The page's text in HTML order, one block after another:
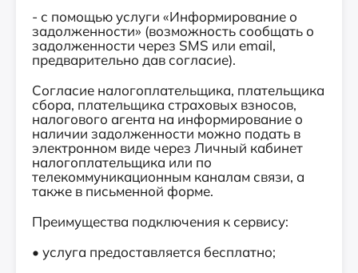
- с помощью услуги «Информирование о
задолженности» (возможность сообщать о
задолженности через SMS или email,
предварительно дав согласие).
Согласие налогоплательщика, плательщика
сбора, плательщика страховых взносов,
налогового агента на информирование о
наличии задолженности можно подать в
электронном виде через Личный кабинет
налогоплательщика или по
телекоммуникационным каналам связи, а
также в письменной форме.
Преимущества подключения к сервису:
• услуга предоставляется бесплатно;